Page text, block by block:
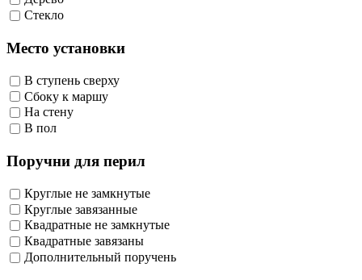
Стекло
Место установки
В ступень сверху
Сбоку к маршу
На стену
В пол
Поручни для перил
Круглые не замкнутые
Круглые завязанные
Квадратные не замкнутые
Квадратные завязаны
Дополнительный поручень